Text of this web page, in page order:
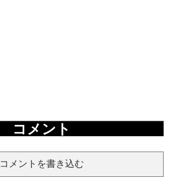
コメント
コメントを書き込む